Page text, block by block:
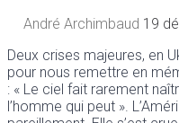
André Archimbaud 19
Deux crises majeures, en
pour nous remettre en
: « Le ciel fait rarement
l’homme qui peut ».